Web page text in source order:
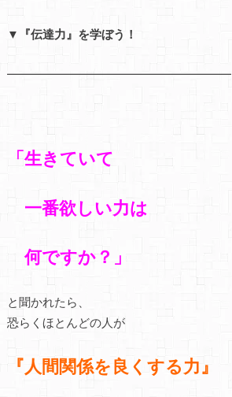
▼『伝達力』を学ぼう！
━━━━━━━━━━━━━━━━━━━
「生きていて
一番欲しい力は
何ですか？」
と聞かれたら、
恐らくほとんどの人が
『人間関係を良くする力』